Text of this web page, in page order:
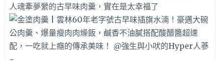
人魂牽夢縈的古早味肉羹，實在是太幸福了